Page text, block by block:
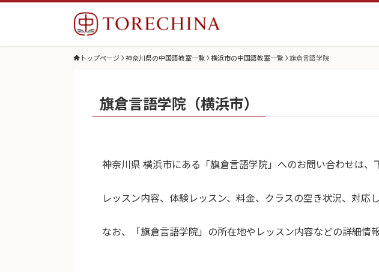
トップページ 神奈川県の中国語教室一覧 横浜市の中国語教室一覧 旗倉言語学院
旗倉言語学院（横浜市）
神奈川県 横浜市にある「旗倉言語学院」へのお問い合わせは、
レッスン内容、体験レッスン、料金、クラスの空き状況、対応
なお、「旗倉言語学院」の所在地やレッスン内容などの詳細情